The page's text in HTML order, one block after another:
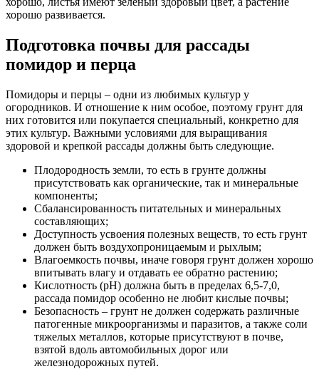
хорошо развивается.
Подготовка почвы для рассады
помидор и перца
Помидоры и перцы – одни из любимых культур у
огородников. И отношение к ним особое, поэтому грунт для
них готовится или покупается специальный, конкретно для
этих культур. Важными условиями для выращивания
здоровой и крепкой рассады должны быть следующие.
Плодородность земли, то есть в грунте должны
присутствовать как органические, так и минеральные
компоненты;
Сбалансированность питательных и минеральных
составляющих;
Доступность усвоения полезных веществ, то есть грунт
должен быть воздухопроницаемым и рыхлым;
Влагоемкость почвы, иначе говоря грунт должен хорошо
впитывать влагу и отдавать ее обратно растению;
Кислотность (рН) должна быть в пределах 6,5-7,0,
рассада помидор особенно не любит кислые почвы;
Безопасность – грунт не должен содержать различные
патогенные микроорганизмы и паразитов, а также соли
тяжелых металлов, которые присутствуют в почве,
взятой вдоль автомобильных дорог или
железнодорожных путей.